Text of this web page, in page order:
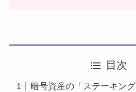
目次
暗号資産の「ステーキン